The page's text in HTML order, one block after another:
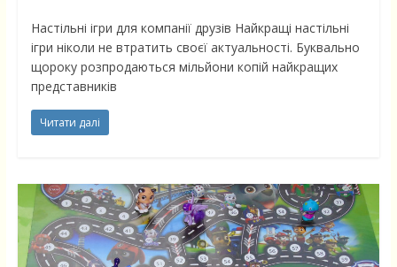
Настільні ігри для компанії друзів Найкращі настільні
ігри ніколи не втратить своєї актуальності. Буквально
щороку розпродаються мільйони копій найкращих
представників
Читати далі